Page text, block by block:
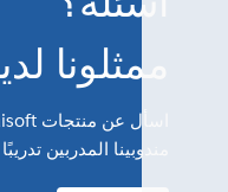
ممثلونا
مندوبينا المدربين